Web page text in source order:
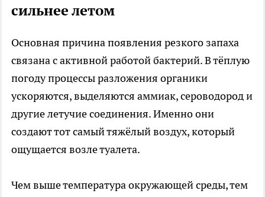
сильнее летом
Основная причина появления резкого запаха
связана с активной работой бактерий. В тёплую
погоду процессы разложения органики
ускоряются, выделяются аммиак, сероводород и
другие летучие соединения. Именно они
создают тот самый тяжёлый воздух, который
ощущается возле туалета.
Чем выше температура окружающей среды, тем